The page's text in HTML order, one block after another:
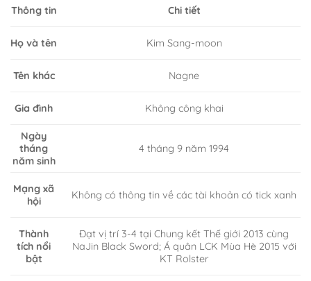
Thông tin Chi tiết
Họ và tên Kim Sang-moon
Tên khác Nagne
Gia đình Không công khai
Ngày
tháng
năm sinh
4 tháng 9 năm 1994
Mạng xã
hội
Không có thông tin về các tài khoản có tick xanh
Thành
tích nổi
bật
Đạt vị trí 3-4 tại Chung kết Thế giới 2013 cùng
NaJin Black Sword; Á quân LCK Mùa Hè 2015 với
KT Rolster